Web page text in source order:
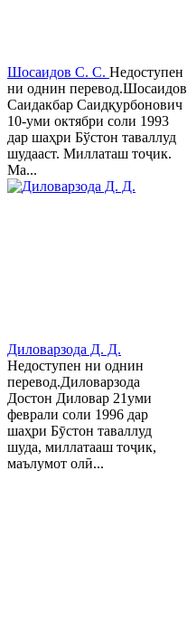
Шосаидов С. С. Недоступен
ни однин перевод.Шосаидов
Саидакбар Саидқурбонович
10-уми октябри соли 1993
дар шаҳри Бўстон таваллуд
шудааст. Миллаташ тоҷик.
Ма...
Диловарзода Д. Д.
Недоступен ни однин
перевод.Диловарзода
Достон Диловар 21уми
феврали соли 1996 дар
шаҳри Бӯстон таваллуд
шуда, миллатааш тоҷик,
маълумот олӣ...